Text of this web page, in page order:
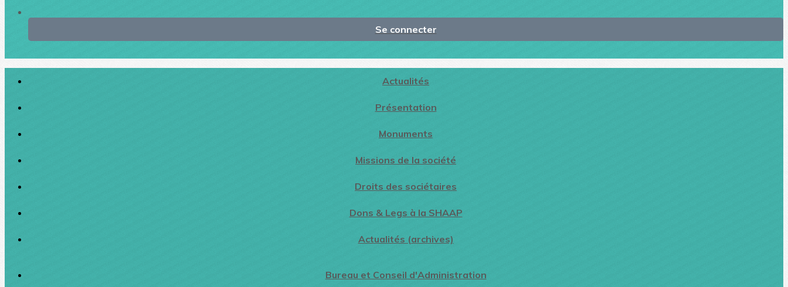
Se connecter
Actualités
Présentation
Monuments
Missions de la société
Droits des sociétaires
Dons & Legs à la SHAAP
Actualités (archives)
Bureau et Conseil d'Administration